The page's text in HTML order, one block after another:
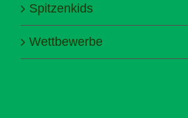
Spitzenkids
Wettbewerbe